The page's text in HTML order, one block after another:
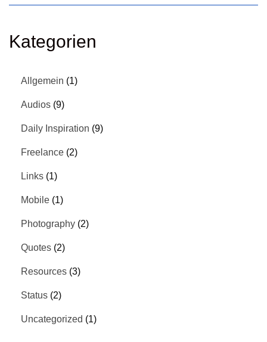
Kategorien
Allgemein (1)
Audios (9)
Daily Inspiration (9)
Freelance (2)
Links (1)
Mobile (1)
Photography (2)
Quotes (2)
Resources (3)
Status (2)
Uncategorized (1)